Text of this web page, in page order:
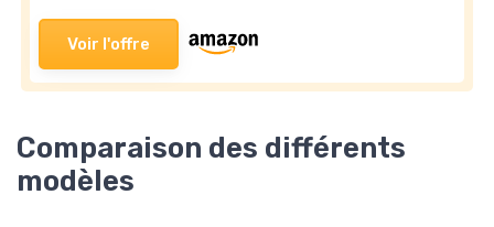
Voir l'offre
Comparaison des différents
modèles